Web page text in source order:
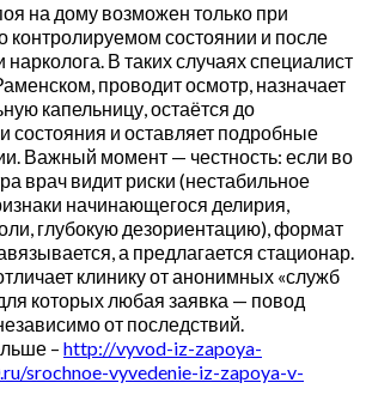
на дому возможен только при
контролируемом состоянии и после
нарколога. В таких случаях специалист
проводит осмотр, назначает
капельницу, остаётся до
состояния и оставляет подробные
Важный момент — честность: если во
врач видит риски (нестабильное
начинающегося делирия,
глубокую дезориентацию), формат
а предлагается стационар.
клинику от анонимных «служб
которых любая заявка — повод
от последствий.
– http://vyvod-iz-zapoya-
srochnoe-vyvedenie-iz-zapoya-v-